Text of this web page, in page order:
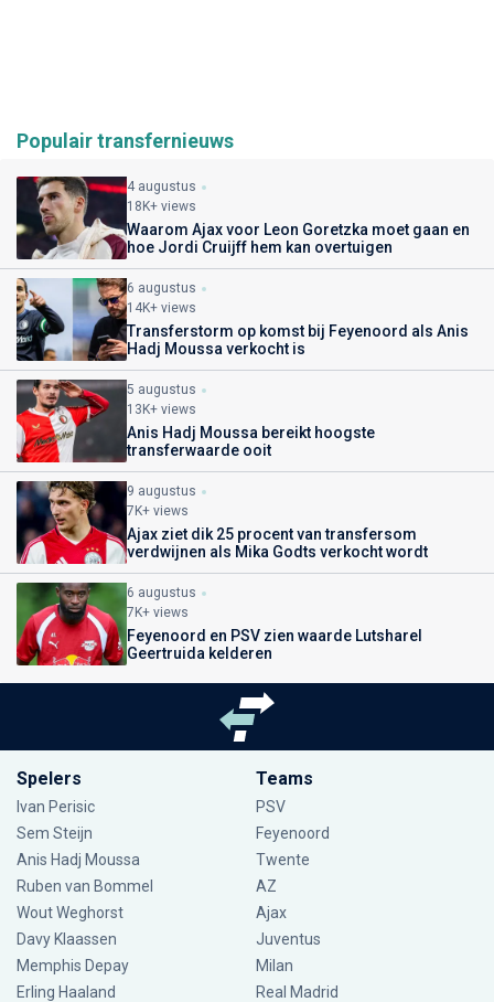
Populair transfernieuws
4 augustus
18K+ views
Waarom Ajax voor Leon Goretzka moet gaan en
hoe Jordi Cruijff hem kan overtuigen
6 augustus
14K+ views
Transferstorm op komst bij Feyenoord als Anis
Hadj Moussa verkocht is
5 augustus
13K+ views
Anis Hadj Moussa bereikt hoogste
transferwaarde ooit
9 augustus
7K+ views
Ajax ziet dik 25 procent van transfersom
verdwijnen als Mika Godts verkocht wordt
6 augustus
7K+ views
Feyenoord en PSV zien waarde Lutsharel
Geertruida kelderen
Spelers
Ivan Perisic
Sem Steijn
Anis Hadj Moussa
Ruben van Bommel
Wout Weghorst
Davy Klaassen
Memphis Depay
Erling Haaland
Teams
PSV
Feyenoord
Twente
AZ
Ajax
Juventus
Milan
Real Madrid